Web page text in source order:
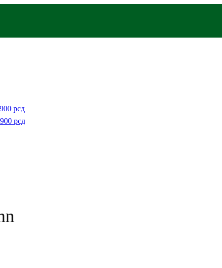
900 рсд
900 рсд